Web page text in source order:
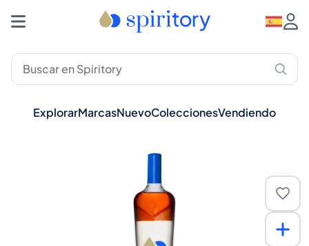
ExplorarMarcasNuevoColeccionesVendiendo